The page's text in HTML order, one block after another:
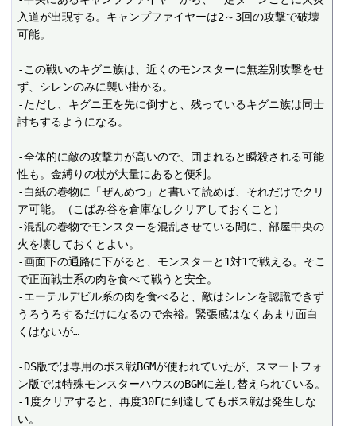
入道が出現する。キャンプファイヤーは2～3回の攻撃で破壊
可能。
-この戦いのキグニ族は、近くのモンスターに無差別攻撃をせ
ず、シレンのみに襲い掛かる。
-ただし、キグニ王を先に倒すと、残っているキグニ族は同士
討ちするようになる。
-全体的に敵の攻撃力が高いので、囲まれると瞬殺される可能
性も。金縛りの杖が大量にあると便利。
-白紙の巻物に「ぜんめつ」と書いて読めば、それだけでクリ
ア可能。（こばみ谷を倉庫なしクリアしておくこと）
-混乱の巻物でモンスターを混乱させている間に、部屋中央の
火を壊しておくとよい。
-画面下の通路に下がると、モンスターと1対1で戦える。そこ
で正面戦士系の肉を食べて戦うと安全。
-エーテルデビル系の肉を食べると、敵はシレンを認識できず
うろうろするだけになるので余裕。緊張感はなくあまり面白
くはないが…
-DS版では専用のボス戦BGMが使われていたが、スマートフォ
ン版では特殊モンスターハウスのBGMに差し替えられている。
-1度クリアすると、再度30Fに到達してもボス戦は発生しな
い。